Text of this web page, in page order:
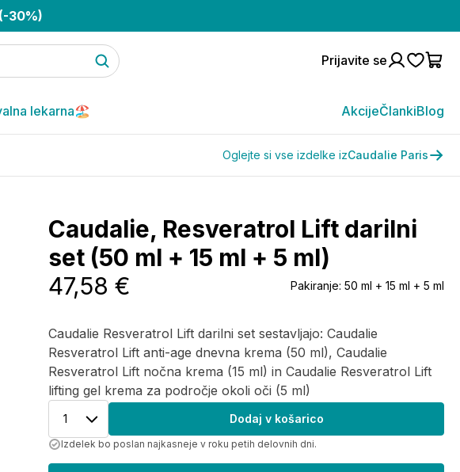
30%)
Prijavite se
lekarna🏖️ AkcijeČlankiBlog
Oglejte si vse izdelke izCaudalie Paris
Caudalie, Resveratrol Lift darilni
set (50 ml + 15 ml + 5 ml)
Caudalie Resveratrol Lift darilni set sestavljajo: Caudalie
Resveratrol Lift anti-age dnevna krema (50 ml), Caudalie
Resveratrol Lift nočna krema (15 ml) in Caudalie Resveratrol Lift
lifting gel krema za področje okoli oči (5 ml)
47,58 € Pakiranje: 50 ml + 15 ml + 5 ml
1 Dodaj v košarico
Izdelek bo poslan najkasneje v roku petih delovnih dni.